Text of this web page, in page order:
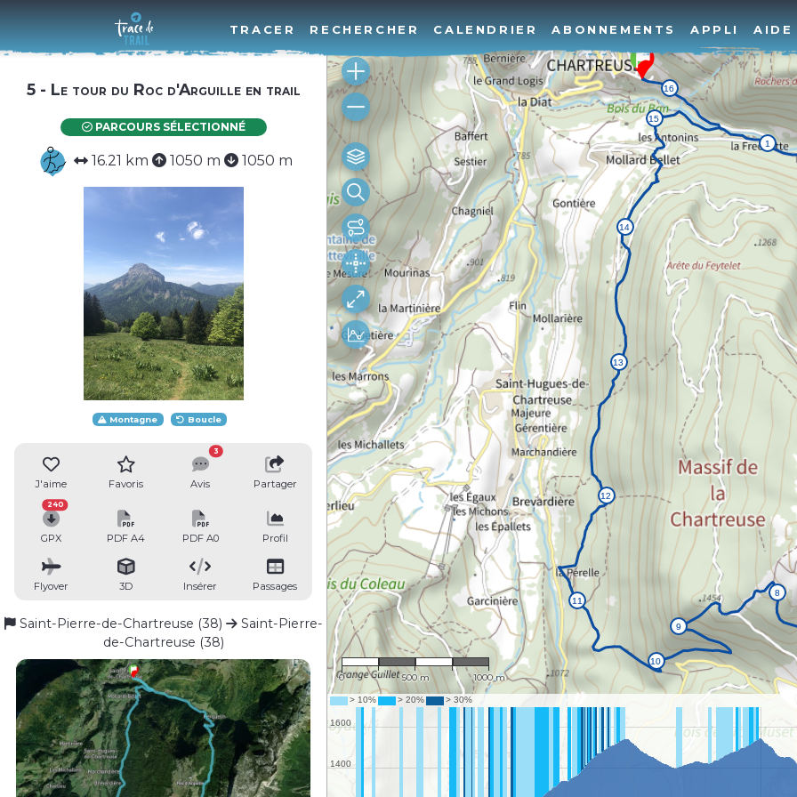
TRACER RECHERCHER CALENDRIER ABONNEMENTS APPLI AIDE
5 - Le tour du Roc d'Arguille en trail
PARCOURS SÉLECTIONNÉ
16.21 km 1050 m 1050 m
Montagne Boucle
J'aime Favoris Avis
3
Partager
GPX
240
PDF A4 PDF A0 Profil
Flyover 3D Insérer Passages
Saint-Pierre-de-Chartreuse (38)
Saint-Pierre-
de-Chartreuse (38)
1 : 21,531
0 500 m 1000 m